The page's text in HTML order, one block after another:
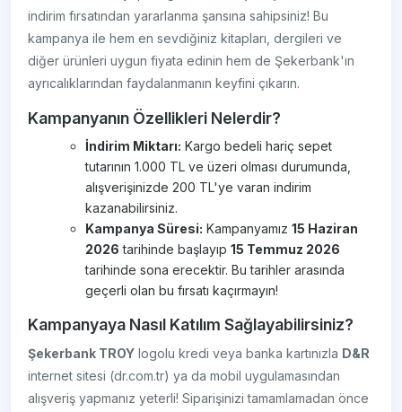
indirim fırsatından yararlanma şansına sahipsiniz! Bu
kampanya ile hem en sevdiğiniz kitapları, dergileri ve
diğer ürünleri uygun fiyata edinin hem de Şekerbank'ın
ayrıcalıklarından faydalanmanın keyfini çıkarın.
Kampanyanın Özellikleri Nelerdir?
İndirim Miktarı: Kargo bedeli hariç sepet
tutarının 1.000 TL ve üzeri olması durumunda,
alışverişinizde 200 TL'ye varan indirim
kazanabilirsiniz.
Kampanya Süresi: Kampanyamız15 Haziran
2026 tarihinde başlayıp15 Temmuz 2026
tarihinde sona erecektir. Bu tarihler arasında
geçerli olan bu fırsatı kaçırmayın!
Kampanyaya Nasıl Katılım Sağlayabilirsiniz?
Şekerbank TROY logolu kredi veya banka kartınızla D&R
internet sitesi (dr.com.tr) ya da mobil uygulamasından
alışveriş yapmanız yeterli! Siparişinizi tamamlamadan önce